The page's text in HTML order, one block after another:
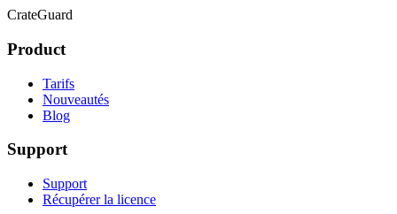
CrateGuard
Product
Tarifs
Nouveautés
Blog
Support
Support
Récupérer la licence